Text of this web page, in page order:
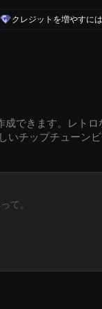
クレジットを増やすに
できます。レト
チップチューンビ